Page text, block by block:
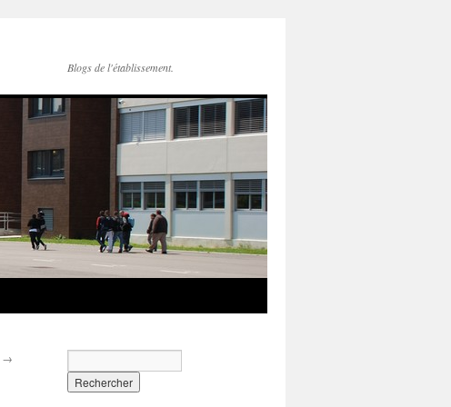
Blogs de l'établissement.
→